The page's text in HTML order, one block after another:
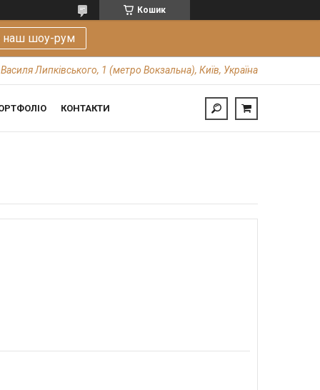
Кошик
наш шоу-рум
Липківського, 1 (метро Вокзальна), Київ, Україна
КОНТАКТИ